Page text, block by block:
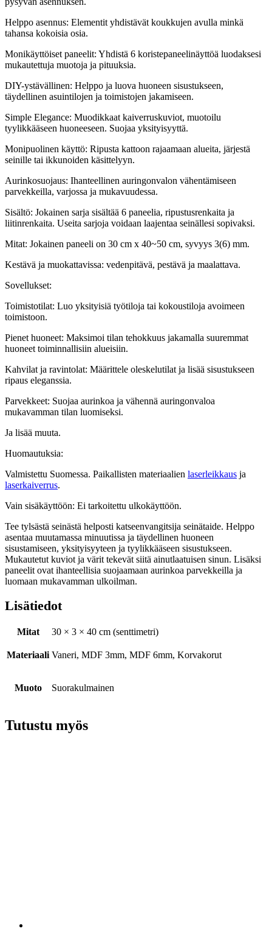
Helppo asennus: Elementit yhdistävät koukkujen avulla minkä
tahansa kokoisia osia.
Monikäyttöiset paneelit: Yhdistä 6 koristepaneelinäyttöä luodaksesi
mukautettuja muotoja ja pituuksia.
DIY-ystävällinen: Helppo ja luova huoneen sisustukseen,
täydellinen asuintilojen ja toimistojen jakamiseen.
Simple Elegance: Muodikkaat kaiverruskuviot, muotoilu
tyylikkääseen huoneeseen. Suojaa yksityisyyttä.
Monipuolinen käyttö: Ripusta kattoon rajaamaan alueita, järjestä
seinille tai ikkunoiden käsittelyyn.
Aurinkosuojaus: Ihanteellinen auringonvalon vähentämiseen
parvekkeilla, varjossa ja mukavuudessa.
Sisältö: Jokainen sarja sisältää 6 paneelia, ripustusrenkaita ja
liitinrenkaita. Useita sarjoja voidaan laajentaa seinällesi sopivaksi.
Mitat: Jokainen paneeli on 30 cm x 40~50 cm, syvyys 3(6) mm.
Kestävä ja muokattavissa: vedenpitävä, pestävä ja maalattava.
Sovellukset:
Toimistotilat: Luo yksityisiä työtiloja tai kokoustiloja avoimeen
toimistoon.
Pienet huoneet: Maksimoi tilan tehokkuus jakamalla suuremmat
huoneet toiminnallisiin alueisiin.
Kahvilat ja ravintolat: Määrittele oleskelutilat ja lisää sisustukseen
ripaus eleganssia.
Parvekkeet: Suojaa aurinkoa ja vähennä auringonvaloa
mukavamman tilan luomiseksi.
Ja lisää muuta.
Huomautuksia:
Valmistettu Suomessa. Paikallisten materiaalien laserleikkaus ja
laserkaiverrus.
Vain sisäkäyttöön: Ei tarkoitettu ulkokäyttöön.
Tee tylsästä seinästä helposti katseenvangitsija seinätaide. Helppo
asentaa muutamassa minuutissa ja täydellinen huoneen
sisustamiseen, yksityisyyteen ja tyylikkääseen sisustukseen.
Mukautetut kuviot ja värit tekevät siitä ainutlaatuisen sinun. Lisäksi
paneelit ovat ihanteellisia suojaamaan aurinkoa parvekkeilla ja
luomaan mukavamman ulkoilman.
Lisätiedot
Mitat 30 × 3 × 40 cm (senttimetri)
Materiaali Vaneri, MDF 3mm, MDF 6mm, Korvakorut
Muoto Suorakulmainen
Tutustu myös